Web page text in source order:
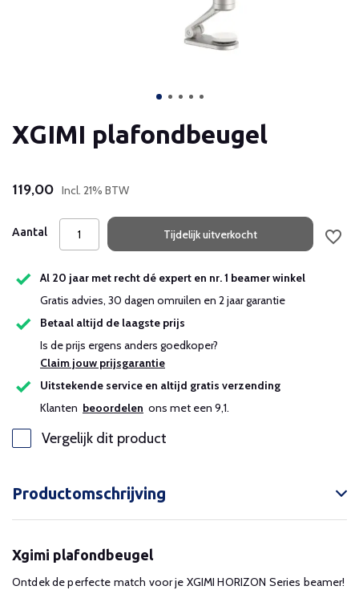
XGIMI plafondbeugel
119,00 Incl. 21% BTW
Aantal Tijdelijk uitverkocht
Al 20 jaar met recht dé expert en nr. 1 beamer winkel
Gratis advies, 30 dagen omruilen en 2 jaar garantie
Betaal altijd de laagste prijs
Is de prijs ergens anders goedkoper?
Claim jouw prijsgarantie
Uitstekende service en altijd gratis verzending
Klanten beoordelen ons met een 9,1.
Vergelijk dit product
Productomschrijving
Xgimi plafondbeugel
Ontdek de perfecte match voor je XGIMI HORIZON Series beamer!